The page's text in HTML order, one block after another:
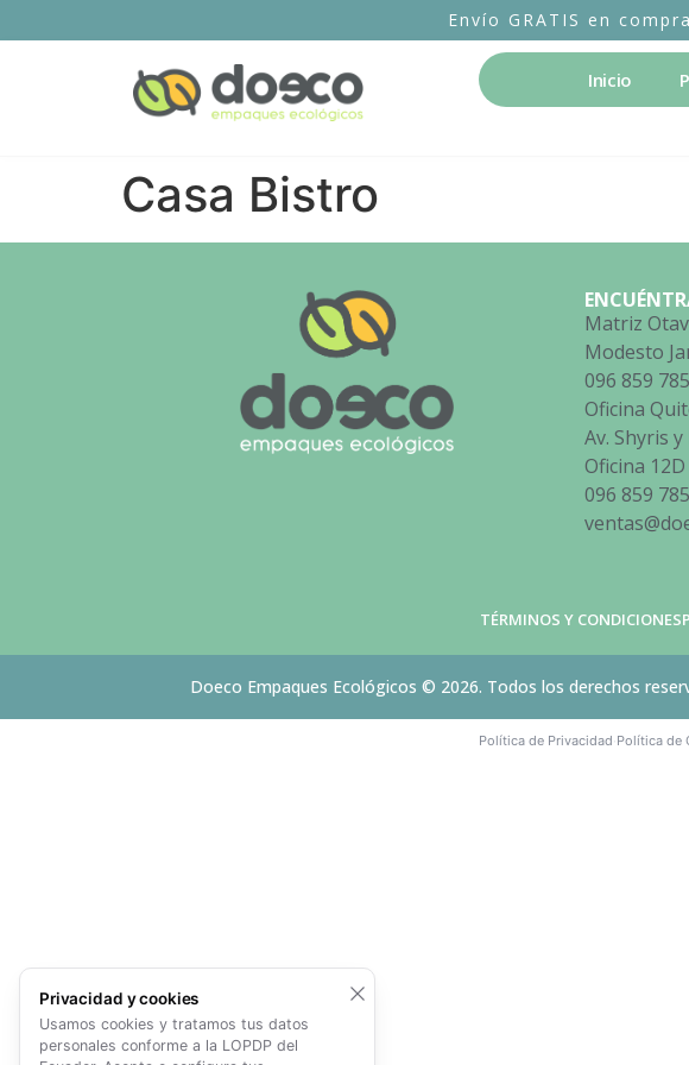
Envío GRATIS en
Inicio
Casa Bistro
Matriz
Modesto
096 859
Oficina
Av. Shyris
Oficina
096 859
TÉRMINOS Y CONDICIONES
Doeco Empaques Ecológicos © 2026. Todos los derechos
Privacidad y cookies
Usamos cookies y tratamos tus datos
personales conforme a la LOPDP del
Política de Privacidad·Política de